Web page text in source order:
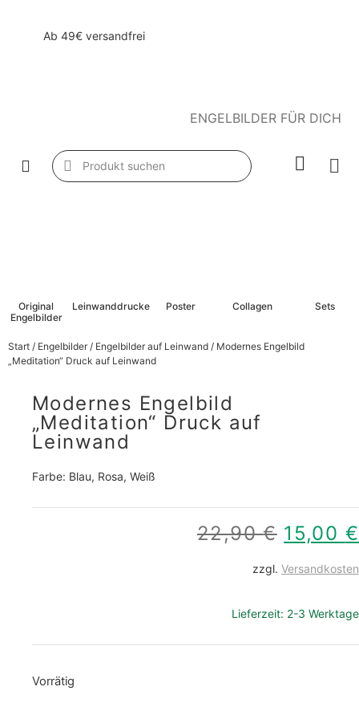
Ab 49€ versandfrei
ENGELBILDER FÜR DICH
Original
Engelbilder
Leinwanddrucke Poster Collagen Sets
Start / Engelbilder/ Engelbilder auf Leinwand / Modernes Engelbild
„Meditation“ Druck auf Leinwand
Modernes Engelbild
„Meditation“ Druck auf
Leinwand
Farbe: Blau, Rosa, Weiß
22,90€ 15,00 €
zzgl. Versandkosten
Lieferzeit: 2-3 Werktage
Vorrätig